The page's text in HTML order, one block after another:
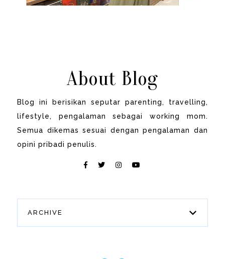
About Blog
Blog ini berisikan seputar parenting, travelling,
lifestyle, pengalaman sebagai working mom.
Semua dikemas sesuai dengan pengalaman dan
opini pribadi penulis.
ARCHIVE